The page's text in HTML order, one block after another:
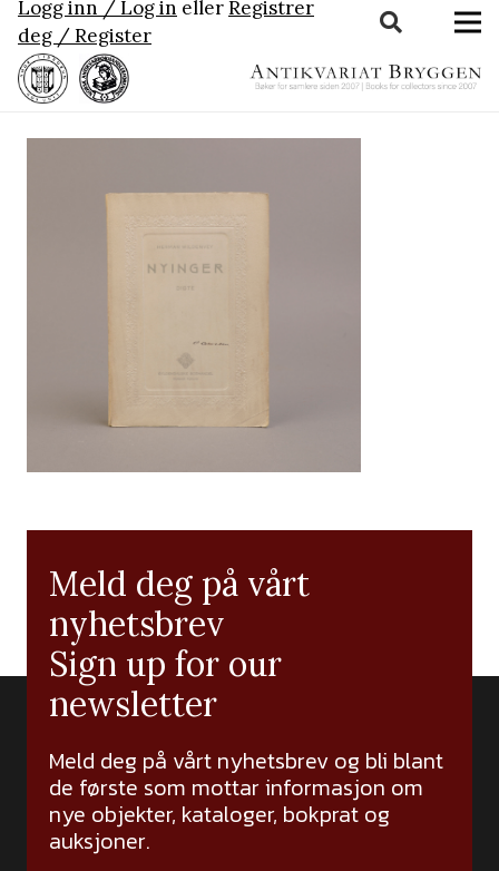
Logg inn / Log in ellerRegistrer
deg / Register
Meld deg på vårt
nyhetsbrev
Sign up for our
newsletter
Meld deg på vårt nyhetsbrev og bli blant
de første som mottar informasjon om
nye objekter, kataloger, bokprat og
auksjoner.